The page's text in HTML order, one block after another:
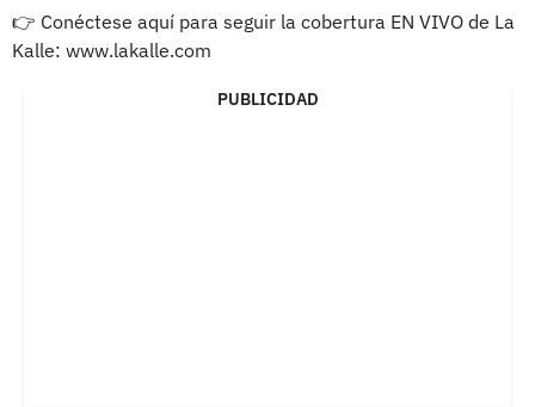
👉 Conéctese aquí para seguir la cobertura EN VIVO de La
Kalle: www.lakalle.com
PUBLICIDAD